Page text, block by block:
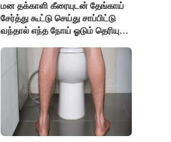
மன தக்காளி கீரையுடன் தேங்காய்
சேர்த்து கூட்டு செய்து சாப்பிட்டு
வந்தால் எந்த நோய் ஓடும் தெரியுமா